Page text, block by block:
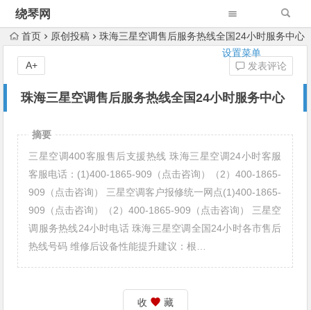
绕琴网
设置菜单
首页 原创投稿 珠海三星空调售后服务热线全国24小时服务中心
珠海三星空调售后服务热线全国24小时服务中心
发表评论
A+
摘要
三星空调400客服售后支援热线 珠海三星空调24小时客服
客服电话：(1)400-1865-909（点击咨询）（2）400-1865-
909（点击咨询） 三星空调客户报修统一网点(1)400-1865-
909（点击咨询）（2）400-1865-909（点击咨询） 三星空
调服务热线24小时电话 珠海三星空调全国24小时各市售后
热线号码 维修后设备性能提升建议：根…
收 藏